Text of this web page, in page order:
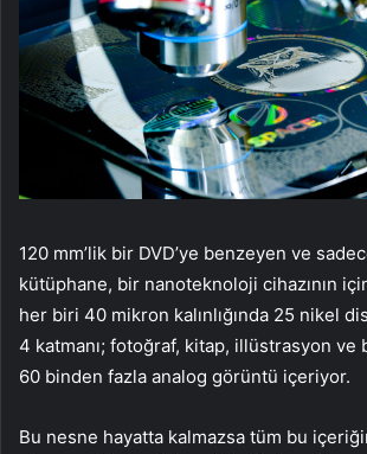
120 mm’lik bir DVD’ye benzeyen ve
kütüphane, bir nanoteknoloji cihazının
her biri 40 mikron kalınlığında 25 nikel
4 katmanı; fotoğraf, kitap, illüstrasyon ve
60 binden fazla analog görüntü içeriyor.
Bu nesne hayatta kalmazsa tüm bu